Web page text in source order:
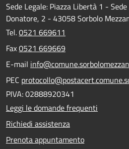
Sede Legale: Piazza Libertà 1 -
Donatore, 2 - 43058 Sorbolo
Tel.0521 669611
Fax0521 669669
E-mail
PEC
PIVA: 02888920341
Leggi le domande frequenti
Richiedi assistenza
Prenota appuntamento